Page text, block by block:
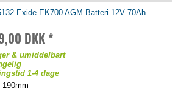
Exide EK700 AGM Batteri 12V 70Ah
DKK *
& umiddelbart
1-4 dage